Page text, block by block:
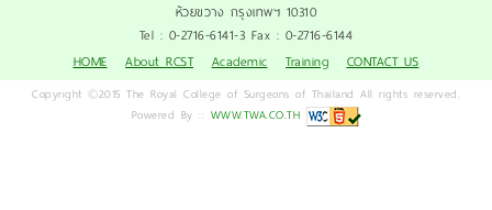
ห้วยขวาง กรุงเทพฯ 10310
Tel : 0-2716-6141-3 Fax : 0-2716-6144
HOME
About RCST Academic Training CONTACT US
Copyright ©2015 The Royal College of Surgeons of Thailand All rights reserved.
Powered By :: WWW.TWA.CO.TH